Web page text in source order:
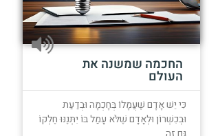
החכמה שמשנה את
העולם
כִּי יֵשׁ אָדָם שֶׁעֲמָלוֹ בְּחָכְמָה וּבְדַעַת
וּבְכִשְׁרוֹן וּלְאָדָם שֶׁלֹּא עָמַל בּוֹ יִתְּנֶנּוּ חֶלְקוֹ